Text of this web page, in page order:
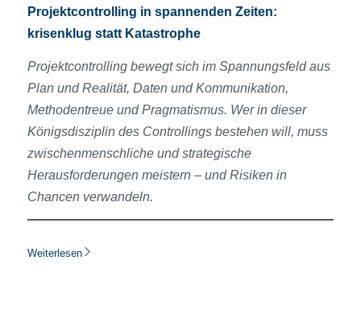
Projektcontrolling in spannenden Zeiten:
krisenklug statt Katastrophe
Projektcontrolling bewegt sich im Spannungsfeld aus
Plan und Realität, Daten und Kommunikation,
Methodentreue und Pragmatismus. Wer in dieser
Königsdisziplin des Controllings bestehen will, muss
zwischenmenschliche und strategische
Herausforderungen meistern – und Risiken in
Chancen verwandeln.
Weiterlesen